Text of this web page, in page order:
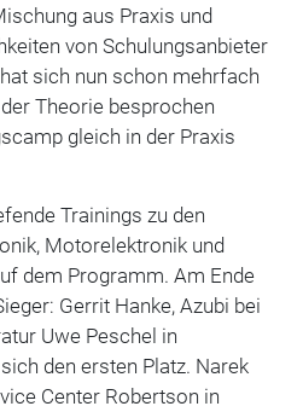
aus Praxis und
von Schulungsanbieter
sich nun schon mehrfach
Theorie besprochen
gleich in der Praxis
Trainings zu den
Motorelektronik und
dem Programm. Am Ende
Gerrit Hanke, Azubi bei
Uwe Peschel in
den ersten Platz. Narek
Center Robertson in